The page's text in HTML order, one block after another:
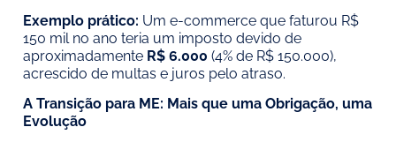
Exemplo prático: Um e-commerce que faturou R$
150 mil no ano teria um imposto devido de
aproximadamente R$ 6.000 (4% de R$ 150.000),
acrescido de multas e juros pelo atraso.
A Transição para ME: Mais que uma Obrigação, uma
Evolução